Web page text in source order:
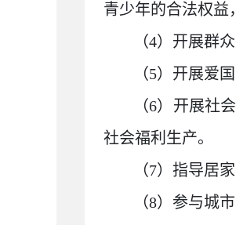
青少年的合法权益
（4）开展群
（5）开展爱
（6）开展社
社会福利生产。
（7）指导居
（8）参与城